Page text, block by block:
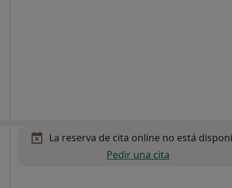
La reserva de cita online no está
Pedir una cita